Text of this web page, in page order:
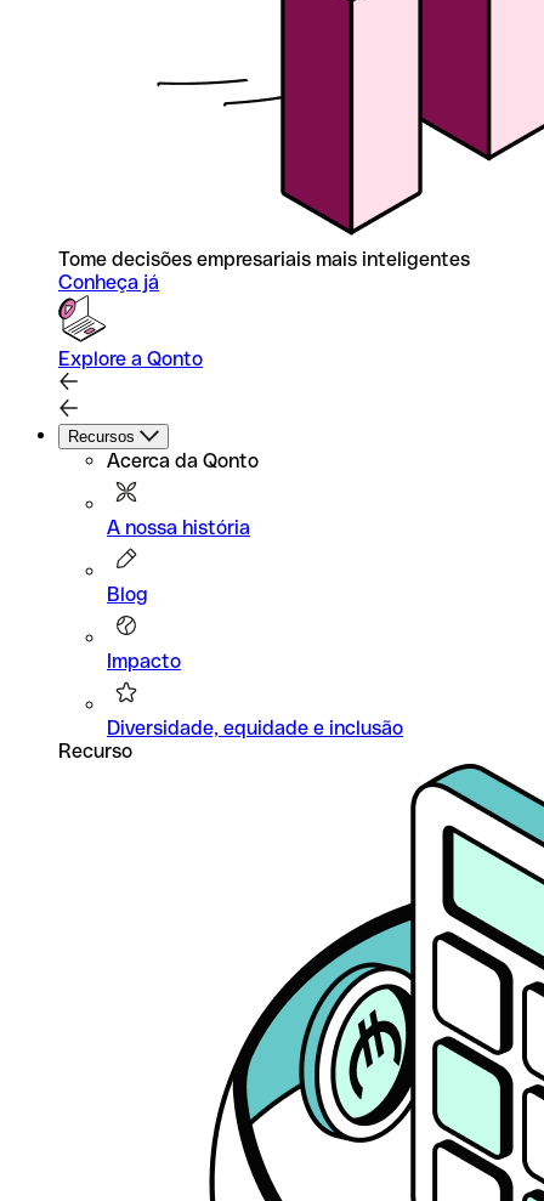
Tome decisões empresariais mais inteligentes
Conheça já
Explore a Qonto
Recursos
Acerca da Qonto
A nossa história
Blog
Impacto
Diversidade, equidade e inclusão
Recurso